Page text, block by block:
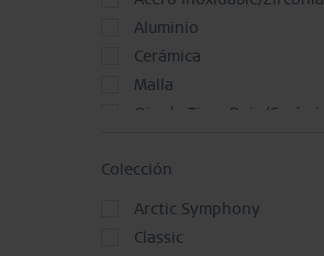
Aluminio
Cerámica
Malla
Piel de becerro
Sodalita/Acero Inoxidable
Colección
Arctic Symphony
Classic